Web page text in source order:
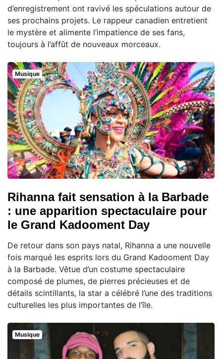
d’enregistrement ont ravivé les spéculations autour de
ses prochains projets. Le rappeur canadien entretient
le mystère et alimente l’impatience de ses fans,
toujours à l’affût de nouveaux morceaux.
Musique
Rihanna fait sensation à la Barbade
: une apparition spectaculaire pour
le Grand Kadooment Day
De retour dans son pays natal, Rihanna a une nouvelle
fois marqué les esprits lors du Grand Kadooment Day
à la Barbade. Vêtue d’un costume spectaculaire
composé de plumes, de pierres précieuses et de
détails scintillants, la star a célébré l’une des traditions
culturelles les plus importantes de l’île.
Musique